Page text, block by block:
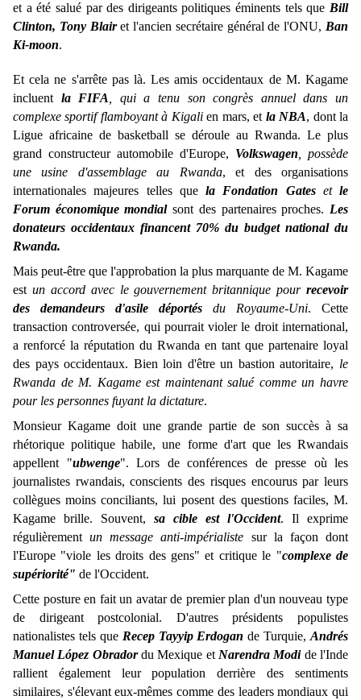
et a été salué par des dirigeants politiques éminents tels que Bill
Clinton, Tony Blairet l'ancien secrétaire général de l'ONU, Ban
Ki-moon.
Et cela ne s'arrête pas là. Les amis occidentaux de M. Kagame
incluent la FIFA
, qui a tenu son congrès annuel dans un
complexe sportif flamboyant à Kigalien mars, et la NBA, dont la
Ligue africaine de basketball se déroule au Rwanda. Le plus
grand constructeur automobile d'Europe, Volkswagen , possède
une usine d'assemblage au Rwanda, et des organisations
internationales majeures telles que la Fondation Gates et le
Forum économique mondial sont des partenaires proches. Les
donateurs occidentaux financent 70% du budget national du
Rwanda.
Mais peut-être que l'approbation la plus marquante de M. Kagame
est un accord avec le gouvernement britannique pour recevoir
des demandeurs d'asile déportés du Royaume-Uni. Cette
transaction controversée, qui pourrait violer le droit international,
a renforcé la réputation du Rwanda en tant que partenaire loyal
des pays occidentaux. Bien loin d'être un bastion autoritaire, le
Rwanda de M. Kagame est maintenant salué comme un havre
pour les personnes fuyant la dictature.
Monsieur Kagame doit une grande partie de son succès à sa
rhétorique politique habile, une forme d'art que les Rwandais
appellent "ubwenge". Lors de conférences de presse où les
journalistes rwandais, conscients des risques encourus par leurs
collègues moins conciliants, lui posent des questions faciles, M.
Kagame brille. Souvent, sa cible est l'Occident. Il exprime
régulièrementun message anti-impérialiste sur la façon dont
l'Europe "viole les droits des gens" et critique le "complexe de
supériorité" de l'Occident.
Cette posture en fait un avatar de premier plan d'un nouveau type
de dirigeant postcolonial. D'autres présidents populistes
nationalistes tels que Recep Tayyip Erdogande Turquie, Andrés
Manuel López Obradordu Mexique et Narendra Modide l'Inde
rallient également leur population derrière des sentiments
similaires, s'élevant eux-mêmes comme des leaders mondiaux qui